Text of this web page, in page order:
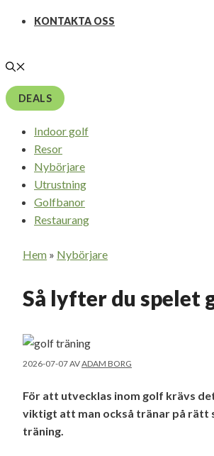
KONTAKTA OSS
DEALS
Indoor golf
Resor
Nybörjare
Utrustning
Golfbanor
Restaurang
Hem » Nybörjare
Så lyfter du spelet
2026-07-07AVADAM BORG
För att utvecklas inom golf krävs
viktigt att man också tränar på rätt
träning.